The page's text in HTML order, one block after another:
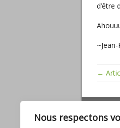
Nous respectons
d’être
←